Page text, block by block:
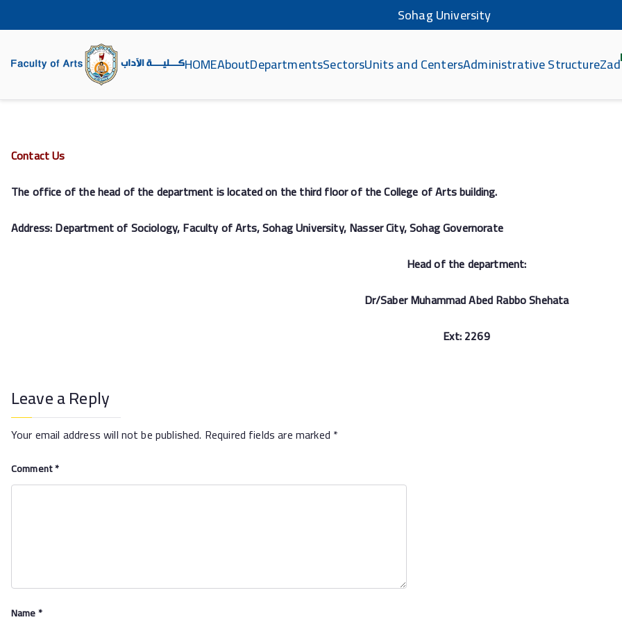
Sohag University
HOMEAboutDepartmentsSectorsUnits and CentersAdministrative StructureZad
Contact Us
The office of the head of the department is located on the third floor of the College of Arts building.
Address: Department of Sociology, Faculty of Arts, Sohag University, Nasser City, Sohag Governorate
Head of the department:
Dr/Saber Muhammad Abed Rabbo Shehata
Ext: 2269
Leave a Reply
Your email address will not be published. Required fields are marked *
Comment*
Name*